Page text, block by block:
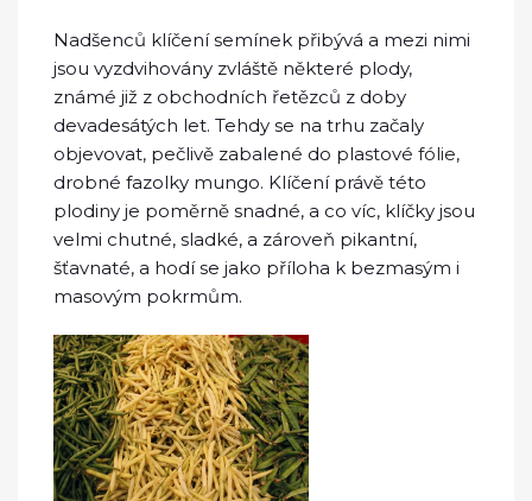
Nadšenců klíčení semínek přibývá a mezi nimi
jsou vyzdvihovány zvláště některé plody,
známé již z obchodních řetězců z doby
devadesátých let. Tehdy se na trhu začaly
objevovat, pečlivě zabalené do plastové fólie,
drobné fazolky mungo. Klíčení právě této
plodiny je poměrně snadné, a co víc, klíčky jsou
velmi chutné, sladké, a zároveň pikantní,
šťavnaté, a hodí se jako příloha k bezmasým i
masovým pokrmům.